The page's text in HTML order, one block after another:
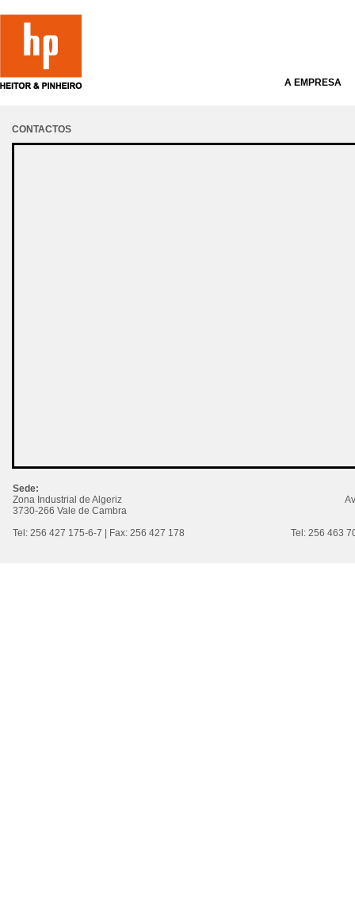
A EMPRESA
CONTACTOS
Sede:
Zona Industrial de Algeriz
3730-266 Vale de Cambra
Tel: 256 427 175-6-7 | Fax: 256 427 178
Tel: 256 463